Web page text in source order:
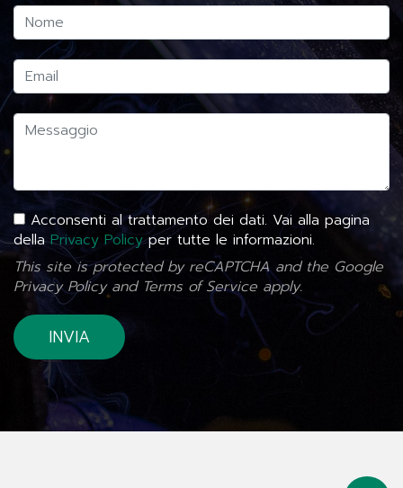
Acconsenti al trattamento dei dati. Vai alla pagina
dellaPrivacy Policyper tutte le informazioni.
This site is protected by reCAPTCHA and the Google
Privacy Policyand Terms of Service apply.